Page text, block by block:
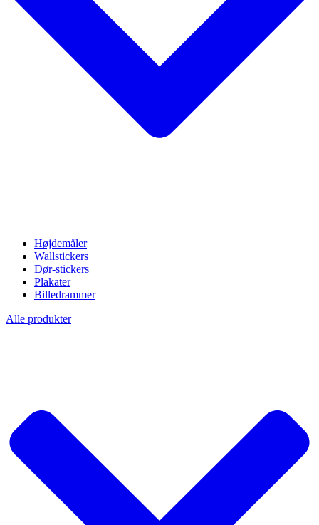
Højdemåler
Wallstickers
Dør-stickers
Plakater
Billedrammer
Alle produkter